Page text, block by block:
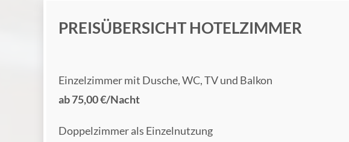
PREISÜBERSICHT HOTELZIMMER
Einzelzimmer mit Dusche, WC, TV und Balkon
ab 75,00 €/Nacht
Doppelzimmer als Einzelnutzung